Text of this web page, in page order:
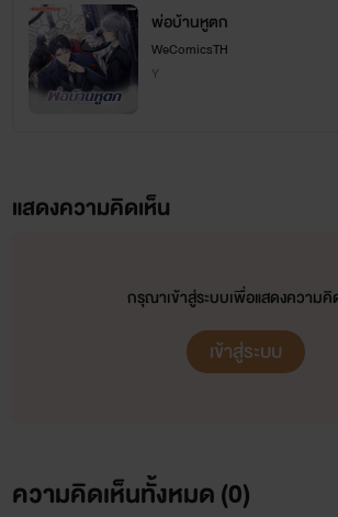
พ่อบ้านหูตก
WeComicsTH
Y
แสดงความคิดเห็น
กรุณาเข้าสู่ระบบเพื่อแสดงความคิ
เข้าสู่ระบบ
ความคิดเห็นทั้งหมด (0)